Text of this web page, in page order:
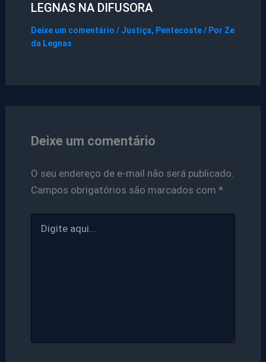
LEGNAS NA DIFUSORA
Deixe um comentário / Justiça, Pentecoste/ Por Ze
da Legnas
Deixe um comentário
O seu endereço de e-mail não será publicado.
Campos obrigatórios são marcados com *
aqui...